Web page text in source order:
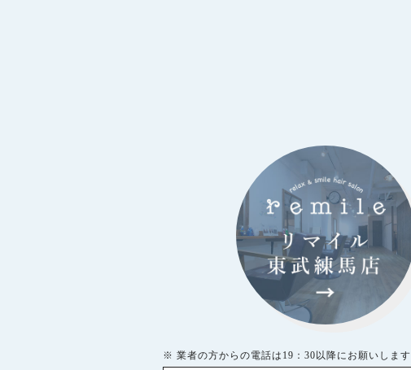
※ 業者の方からの電話は19：30以降にお願いします